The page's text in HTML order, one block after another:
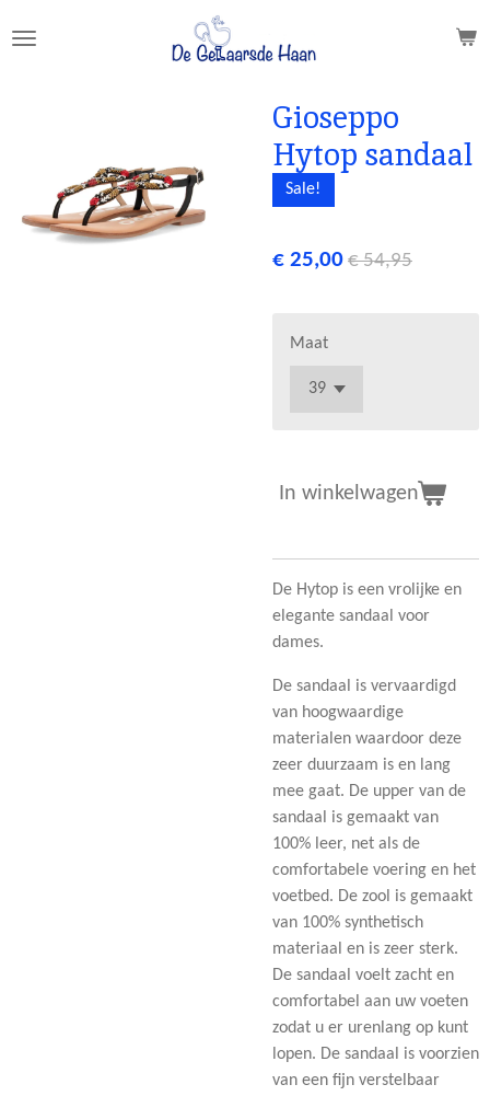
direct
Gioseppo
Hytop sandaal
Sale!
€ 25,00 € 54,95
Maat
In winkelwagen
De Hytop is een vrolijke en
elegante sandaal voor
dames.
De sandaal is vervaardigd
van hoogwaardige
materialen waardoor deze
zeer duurzaam is en lang
mee gaat. De upper van de
sandaal is gemaakt van
100% leer, net als de
comfortabele voering en het
voetbed. De zool is gemaakt
van 100% synthetisch
materiaal en is zeer sterk.
De sandaal voelt zacht en
comfortabel aan uw voeten
zodat u er urenlang op kunt
lopen. De sandaal is voorzien
van een fijn verstelbaar